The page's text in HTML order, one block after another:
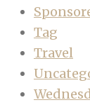
Tag
Travel